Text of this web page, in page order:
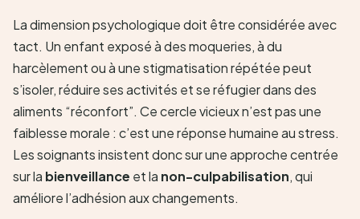
La dimension psychologique doit être considérée avec
tact. Un enfant exposé à des moqueries, à du
harcèlement ou à une stigmatisation répétée peut
s’isoler, réduire ses activités et se réfugier dans des
aliments “réconfort”. Ce cercle vicieux n’est pas une
faiblesse morale : c’est une réponse humaine au stress.
Les soignants insistent donc sur une approche centrée
sur la bienveillance et la non-culpabilisation, qui
améliore l’adhésion aux changements.